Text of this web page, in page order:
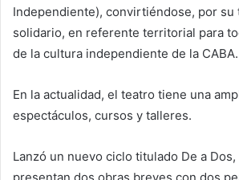
Independiente), convirtiéndose, por su
solidario, en referente territorial para
de la cultura independiente de la CABA.
En la actualidad, el teatro tiene una
espectáculos, cursos y talleres.
Lanzó un nuevo ciclo titulado De a